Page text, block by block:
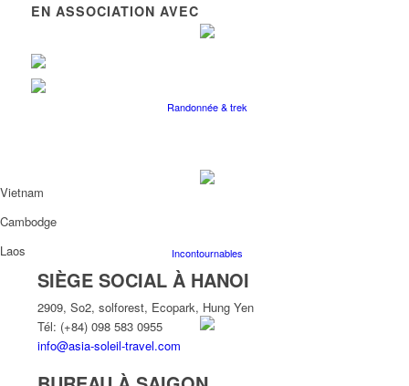
Randonnée & trek
Incontournables
EN ASSOCIATION AVEC
Vietnam
Cambodge
Laos
SIÈGE SOCIAL À HANOI
2909, So2, solforest, Ecopark, Hung Yen
Tél: (+84) 098 583 0955
info@asia-soleil-travel.com